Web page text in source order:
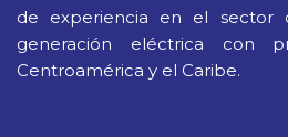
de experiencia en el sector
generación eléctrica con
Centroamérica y el Caribe.